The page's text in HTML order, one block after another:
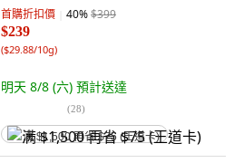
首購折扣價 40%$399
$239
($29.88/10g)
明天 8/8 (六) 預計送達
(28)
满 $1,500 再省 $75 (王道卡)